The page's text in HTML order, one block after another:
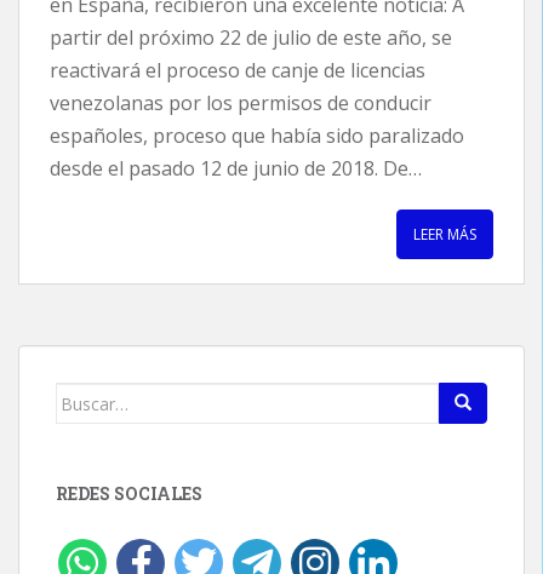
en España, recibieron una excelente noticia: A
partir del próximo 22 de julio de este año, se
reactivará el proceso de canje de licencias
venezolanas por los permisos de conducir
españoles, proceso que había sido paralizado
desde el pasado 12 de junio de 2018. De…
LEER MÁS
Buscar:
REDES SOCIALES